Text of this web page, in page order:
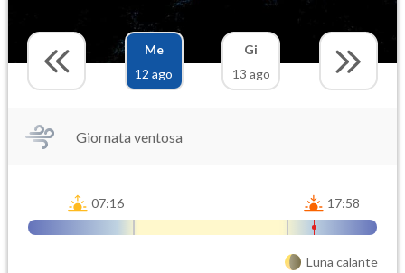
Me
12 ago
Gi
13 ago
Giornata ventosa
07:16 17:58
Luna calante